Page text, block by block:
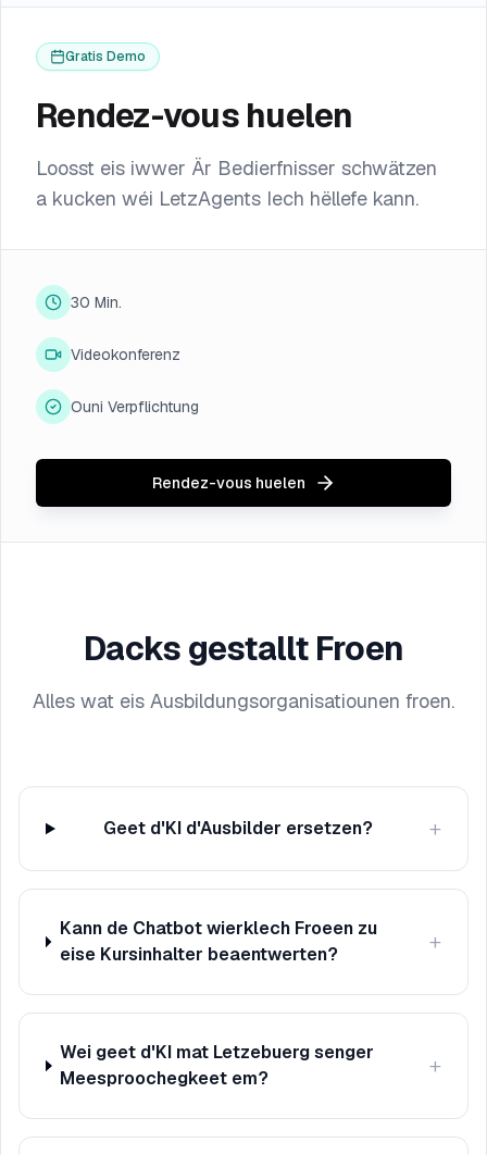
Gratis Demo
Rendez-vous huelen
Loosst eis iwwer Är Bedierfnisser schwätzen
a kucken wéi LetzAgents Iech hëllefe kann.
30 Min.
Videokonferenz
Ouni Verpflichtung
Rendez-vous huelen
Dacks gestallt Froen
Alles wat eis Ausbildungsorganisatiounen froen.
Geet d'KI d'Ausbilder ersetzen? +
Kann de Chatbot wierklech Froeen zu
eise Kursinhalter beaentwerten?
+
Wei geet d'KI mat Letzebuerg senger
Meesproochegkeet em?
+